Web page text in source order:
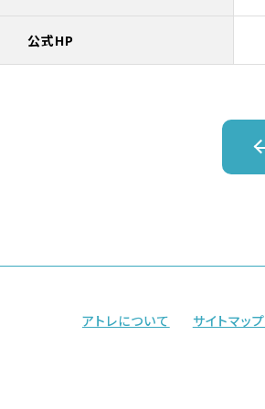
公式HP
アトレについて サイトマップ